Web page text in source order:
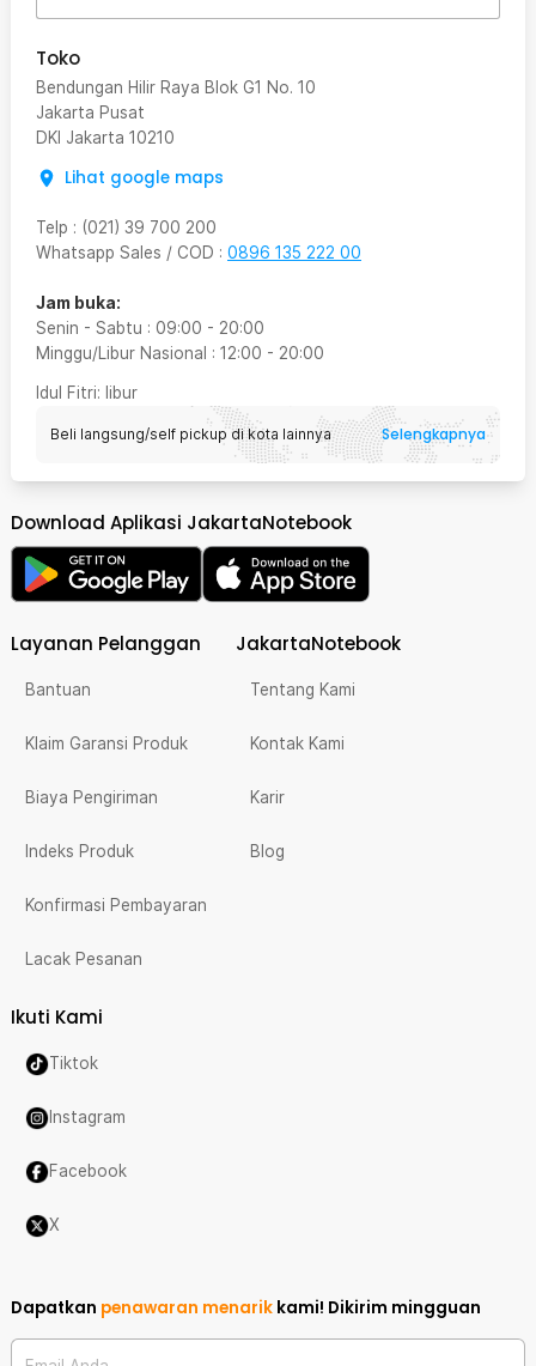
Toko
Bendungan Hilir Raya Blok G1 No. 10
Jakarta Pusat
DKI Jakarta 10210
Lihat google maps
Telp : (021) 39 700 200
Whatsapp Sales / COD : 0896 135 222 00
Jam buka:
Senin - Sabtu : 09:00 - 20:00
Minggu/Libur Nasional : 12:00 - 20:00
Idul Fitri: libur
Beli langsung/self pickup di kota lainnya Selengkapnya
Download Aplikasi JakartaNotebook
Layanan Pelanggan
Bantuan
Klaim Garansi Produk
Biaya Pengiriman
Indeks Produk
Konfirmasi Pembayaran
Lacak Pesanan
JakartaNotebook
Tentang Kami
Kontak Kami
Karir
Blog
Ikuti Kami
Tiktok
Instagram
Facebook
X
Dapatkan penawaran menarik kami! Dikirim mingguan